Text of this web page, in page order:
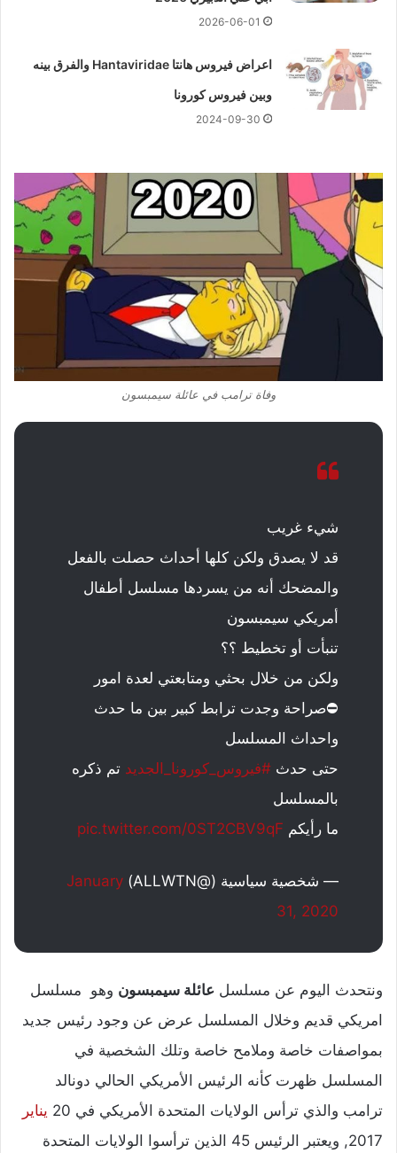
2026-06-01
اعراض فيروس هانتا Hantaviridae والفرق بينه
وبين فيروس كورونا
2024-09-30
وفاة ترامب في عائلة سيمبسون
شيء غريب
قد لا يصدق ولكن كلها أحداث حصلت بالفعل
والمضحك أنه من يسردها مسلسل أطفال
أمريكي سيمبسون
تنبأت أو تخطيط ؟؟
ولكن من خلال بحثي ومتابعتي لعدة امور
⛔صراحة وجدت ترابط كبير بين ما حدث
واحداث المسلسل
حتى حدث #فيروس_كورونا_الجديد تم ذكره
بالمسلسل
ما رأيكم pic.twitter.com/0ST2CBV9qF
— شخصية سياسية (@ALLWTN)
January
31, 2020
ونتحدث اليوم عن مسلسل عائلة سيمبسون وهو مسلسل
امريكي قديم وخلال المسلسل عرض عن وجود رئيس جديد
بمواصفات خاصة وملامح خاصة وتلك الشخصية في
المسلسل ظهرت كأنه الرئيس الأمريكي الحالي دونالد
ترامب والذي ترأس الولايات المتحدة الأمريكي في 20
يناير
2017, ويعتبر الرئيس 45 الذين ترأسوا الولايات المتحدة